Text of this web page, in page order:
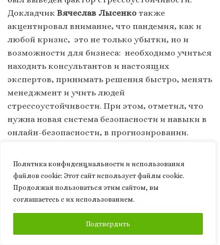
Политика конфиденциальности и использования
файлов сookie: Этот сайт использует файлы cookie.
Продолжая пользоваться этим сайтом, вы
соглашаетесь с их использованием.
Подтвердить
Докладчик Вячеслав Лысенко также
акцентировал внимание, что пандемия, как и
любой кризис, это не только убытки, но и
возможности для бизнеса: необходимо учиться
находить консультантов и настоящих
экспертов, принимать решения быстро, менять
менеджмент и учить людей
стрессоустойчивости. При этом, отметил, что
нужна новая система безопасности и навыки в
онлайн-безопасности, в прогнозировании.
посвященной моделям бизнеса в пост-
пандемийный период
членкор УАН Константин
Слободянюк обратил внимание на новые
любому виду бизнеса вне зависимости от
территории.Наличие механизмов управления